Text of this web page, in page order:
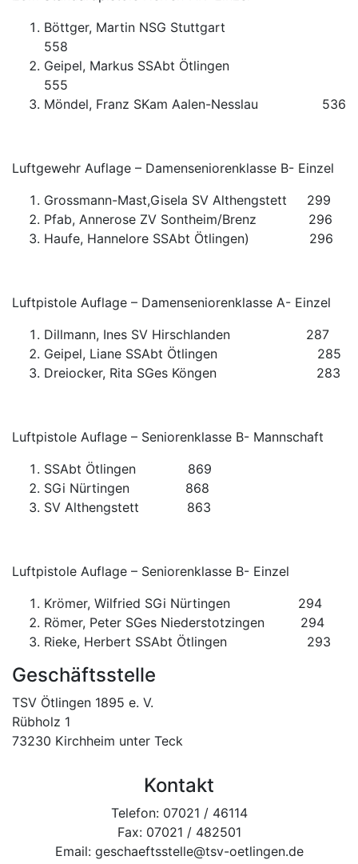
Böttger, Martin NSG Stuttgart
558
Geipel, Markus SSAbt Ötlingen
555
Möndel, Franz SKam Aalen-Nesslau 536
Luftgewehr Auflage – Damenseniorenklasse B- Einzel
Grossmann-Mast,Gisela SV Althengstett 299
Pfab, Annerose ZV Sontheim/Brenz 296
Haufe, Hannelore SSAbt Ötlingen) 296
Luftpistole Auflage – Damenseniorenklasse A- Einzel
Dillmann, Ines SV Hirschlanden 287
Geipel, Liane SSAbt Ötlingen 285
Dreiocker, Rita SGes Köngen 283
Luftpistole Auflage – Seniorenklasse B- Mannschaft
SSAbt Ötlingen 869
SGi Nürtingen 868
SV Althengstett 863
Luftpistole Auflage – Seniorenklasse B- Einzel
Krömer, Wilfried SGi Nürtingen 294
Römer, Peter SGes Niederstotzingen 294
Rieke, Herbert SSAbt Ötlingen 293
Geschäftsstelle
TSV Ötlingen 1895 e. V.
Rübholz 1
73230 Kirchheim unter Teck
Kontakt
Telefon: 07021 / 46114
Fax: 07021 / 482501
Email: geschaeftsstelle@tsv-oetlingen.de